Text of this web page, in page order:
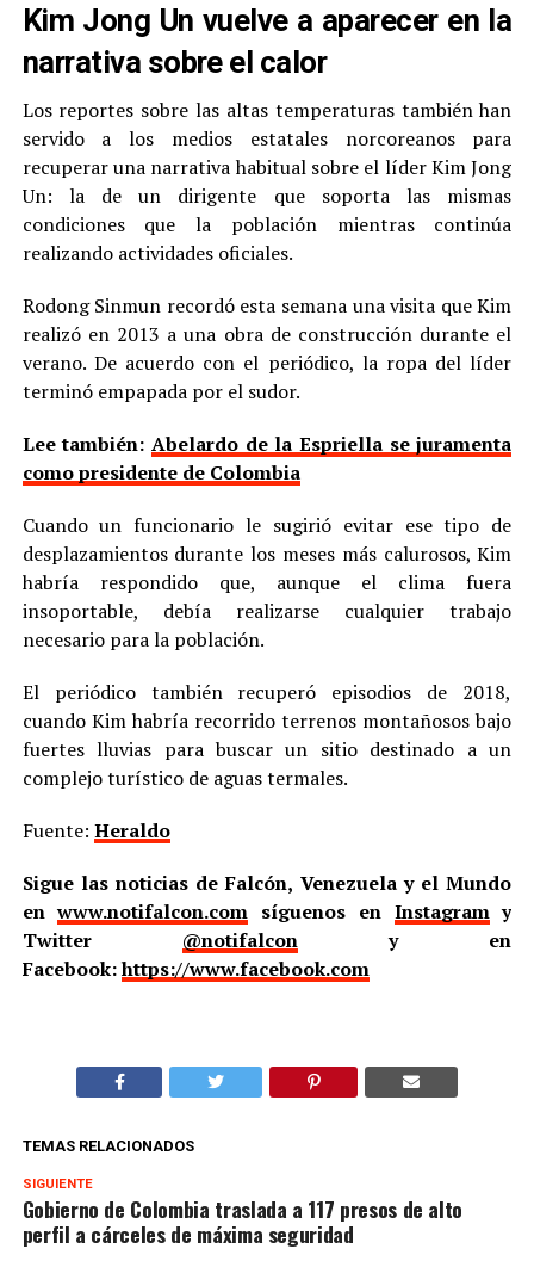
Kim Jong Un vuelve a aparecer en la
narrativa sobre el calor
Los reportes sobre las altas temperaturas también han
servido a los medios estatales norcoreanos para
recuperar una narrativa habitual sobre el líder Kim Jong
Un: la de un dirigente que soporta las mismas
condiciones que la población mientras continúa
realizando actividades oficiales.
Rodong Sinmun recordó esta semana una visita que Kim
realizó en 2013 a una obra de construcción durante el
verano. De acuerdo con el periódico, la ropa del líder
terminó empapada por el sudor.
Lee también: Abelardo de la Espriella se juramenta
como presidente de Colombia
Cuando un funcionario le sugirió evitar ese tipo de
desplazamientos durante los meses más calurosos, Kim
habría respondido que, aunque el clima fuera
insoportable, debía realizarse cualquier trabajo
necesario para la población.
El periódico también recuperó episodios de 2018,
cuando Kim habría recorrido terrenos montañosos bajo
fuertes lluvias para buscar un sitio destinado a un
complejo turístico de aguas termales.
Fuente: Heraldo
Sigue las noticias de Falcón, Venezuela y el Mundo
enwww.notifalcon.com síguenos en Instagramy
Twitter @notifalcony en
Facebook:https://www.facebook.com
TEMAS RELACIONADOS
SIGUIENTE
Gobierno de Colombia traslada a 117 presos de alto
perfil a cárceles de máxima seguridad